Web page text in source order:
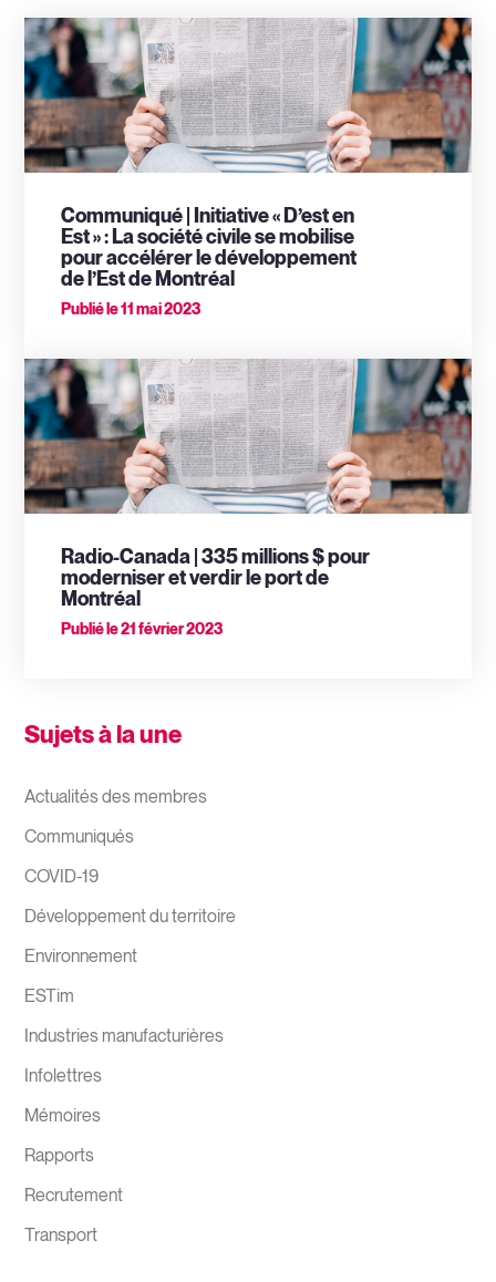
Communiqué | Initiative « D’est en
Est » : La société civile se mobilise
pour accélérer le développement
de l’Est de Montréal
Publié le11 mai 2023
Radio-Canada | 335 millions $ pour
moderniser et verdir le port de
Montréal
Publié le21 février 2023
Sujets à la une
Actualités des membres
Communiqués
COVID-19
Développement du territoire
Environnement
ESTim
Industries manufacturières
Infolettres
Mémoires
Rapports
Recrutement
Transport